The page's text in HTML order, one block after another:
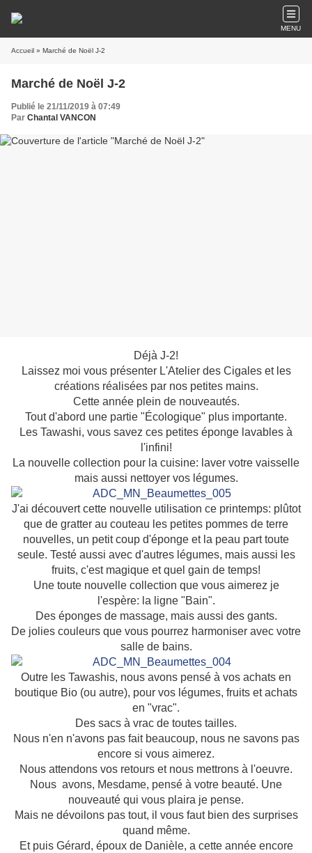
MENU
Accueil » Marché de Noël J-2
Marché de Noël J-2
Publié le 21/11/2019 à 07:49
Par Chantal VANCON
Déjà J-2!
Laissez moi vous présenter L'Atelier des Cigales et les
créations réalisées par nos petites mains.
Cette année plein de nouveautés.
Tout d'abord une partie "Écologique" plus importante.
Les Tawashi, vous savez ces petites éponge lavables à
l'infini!
La nouvelle collection pour la cuisine: laver votre vaisselle
mais aussi nettoyer vos légumes.
J'ai découvert cette nouvelle utilisation ce printemps: plûtot
que de gratter au couteau les petites pommes de terre
nouvelles, un petit coup d'éponge et la peau part toute
seule. Testé aussi avec d'autres légumes, mais aussi les
fruits, c'est magique et quel gain de temps!
Une toute nouvelle collection que vous aimerez je
l'espère: la ligne "Bain".
Des éponges de massage, mais aussi des gants.
De jolies couleurs que vous pourrez harmoniser avec votre
salle de bains.
Outre les Tawashis, nous avons pensé à vos achats en
boutique Bio (ou autre), pour vos légumes, fruits et achats
en "vrac".
Des sacs à vrac de toutes tailles.
Nous n'en n'avons pas fait beaucoup, nous ne savons pas
encore si vous aimerez.
Nous attendons vos retours et nous mettrons à l'oeuvre.
Nous avons, Mesdame, pensé à votre beauté. Une
nouveauté qui vous plaira je pense.
Mais ne dévoilons pas tout, il vous faut bien des surprises
quand même.
Et puis Gérard, époux de Danièle, a cette année encore